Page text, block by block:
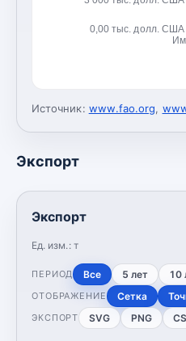
0,00 тыс. долл. США
Источник: www.fao.org,
Экспорт
Экспорт
Ед. изм.: т
ПЕРИОД Все 5 лет 10
ОТОБРАЖЕНИЕ Сетка
ЭКСПОРТ SVG PNG